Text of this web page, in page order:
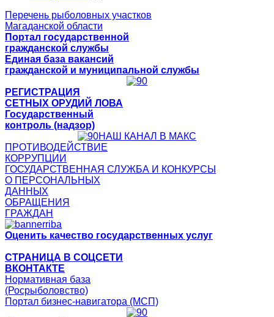
Перечень рыболовных участков
Магаданской области
Портал государственной
гражданской службы
Единая база вакансий
гражданской и муниципальной службы
РЕГИСТРАЦИЯ
СЕТНЫХ ОРУДИЙ ЛОВА
Государственный
контроль (надзор)
НАШ КАНАЛ В МАКС
ПРОТИВОДЕЙСТВИЕ
КОРРУПЦИИ
ГОСУДАРСТВЕННАЯ СЛУЖБА И КОНКУРСЫ
О ПЕРСОНАЛЬНЫХ
ДАННЫХ
ОБРАЩЕНИЯ
ГРАЖДАН
Оценить качество государственных услуг
СТРАНИЦА В СОЦСЕТИ
ВКОНТАКТЕ
Нормативная база
(Росрыболовство)
Портал бизнес-навигатора (МСП)